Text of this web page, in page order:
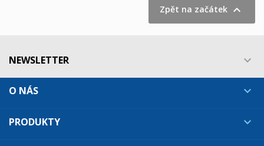
Zpět na začátek 
NEWSLETTER 
O NÁS 
PRODUKTY 